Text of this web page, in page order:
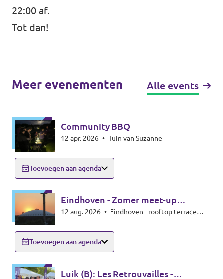
22:00 af.
Tot dan!
Meer evenementen Alle events
Community BBQ
12 apr. 2026 • Tuin van Suzanne
Toevoegen aan agenda
Eindhoven - Zomer meet-up
zonsverduistering
12 aug. 2026 •
Toevoegen aan agenda
Luik (B): Les Retrouvailles -